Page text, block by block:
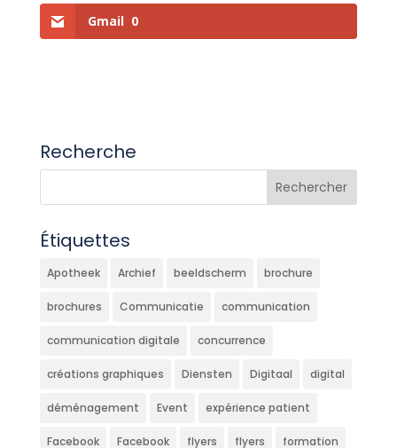
Gmail 0
Recherche
Étiquettes
Apotheek Archief beeldscherm brochure
brochures Communicatie communication
communication digitale concurrence
créations graphiques Diensten Digitaal digital
déménagement Event expérience patient
Facebook Facebook flyers flyers formation